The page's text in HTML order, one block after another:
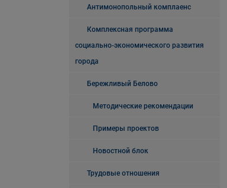
Антимонопольный комплаенс
Комплексная программа
социально-экономического развития
города
Бережливый Белово
Методические рекомендации
Примеры проектов
Новостной блок
Трудовые отношения